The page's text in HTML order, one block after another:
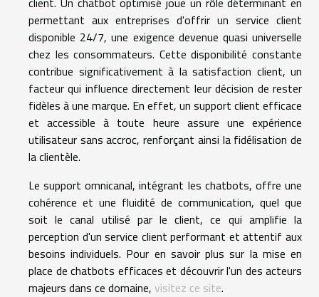
permettant aux entreprises d'offrir un service client
disponible 24/7, une exigence devenue quasi universelle
chez les consommateurs. Cette disponibilité constante
contribue significativement à la satisfaction client, un
facteur qui influence directement leur décision de rester
fidèles à une marque. En effet, un support client efficace
et accessible à toute heure assure une expérience
utilisateur sans accroc, renforçant ainsi la fidélisation de
la clientèle.
Le support omnicanal, intégrant les chatbots, offre une
cohérence et une fluidité de communication, quel que
soit le canal utilisé par le client, ce qui amplifie la
perception d'un service client performant et attentif aux
besoins individuels. Pour en savoir plus sur la mise en
place de chatbots efficaces et découvrir l'un des acteurs
majeurs dans ce domaine, visitez ce site.